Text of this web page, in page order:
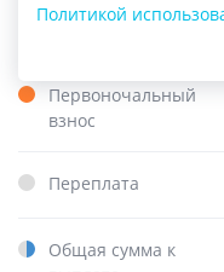
Сумма кредита
Первоночальный
взнос
Переплата
Общая сумма к
Политикой